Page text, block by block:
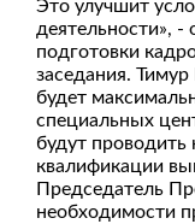
Это улучшит
деятельности», -
подготовки
заседания.
будет
специальных
будут проводить
квалификации
Председатель
необходимости